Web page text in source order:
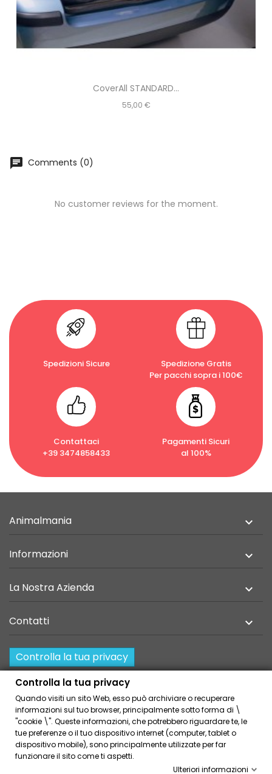
CoverAll STANDARD...
Prezzo
55,00 €
chat Comments (0)
No customer reviews for the moment.
Spedizioni Sicure
Spedizione Gratis
Per pacchi sopra i 100€
Contattaci
+39 3474858433
Pagamenti Sicuri
al 100%
Animalmania 
Informazioni 
La Nostra Azienda 
Contatti 
Controlla la tua privacy
Resi e recesso
Home
Privacy Policy
Condizioni Generali Di Vendita
Cookies Policies
Link Amici
Controlla la tua privacy
Quando visiti un sito Web, esso può archiviare o recuperare
informazioni sul tuo browser, principalmente sotto forma di \
"cookie \". Queste informazioni, che potrebbero riguardare te, le
tue preferenze o il tuo dispositivo internet (computer, tablet o
dispositivo mobile), sono principalmente utilizzate per far
funzionare il sito come ti aspetti.
Ulteriori informazioni